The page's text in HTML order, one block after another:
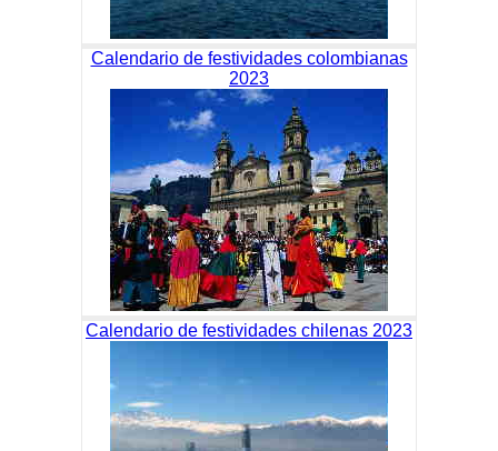
Calendario de festividades colombianas
2023
Calendario de festividades chilenas 2023